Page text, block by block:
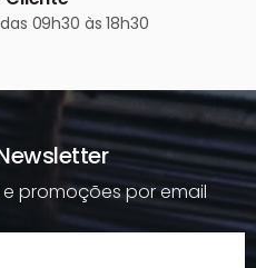
das 09h30 às 18h30
promoções por email